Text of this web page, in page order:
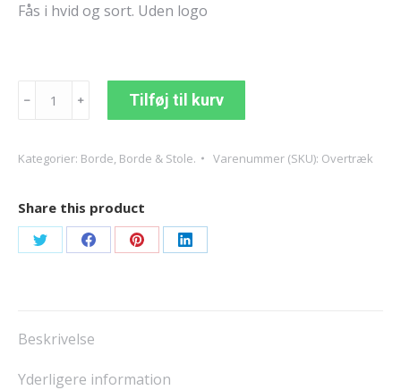
Fås i hvid og sort. Uden logo
antal
﹣ ﹢ Tilføj til kurv
Kategorier: Borde, Borde & Stole. Varenummer (SKU): Overtræk
Share this product
Share Share Share Share
Beskrivelse
Yderligere information